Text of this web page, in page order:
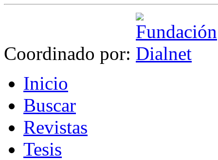
Coordinado por:
Inicio
Buscar
Revistas
Tesis